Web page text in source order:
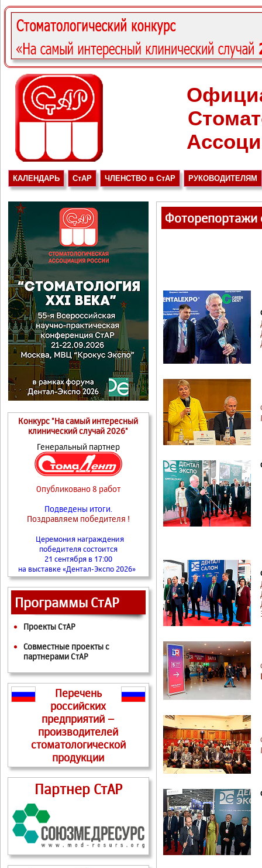
КАЛЕНДАРЬ СтАР ЧЛЕНСТВО в СтАР РУКОВОДИТЕЛЯМ
Конкурс "На самый интересный
клинический случай 2026"
Генеральный партнер
Опубликовано 8 работ
Подведены итоги.
Поздравляем победителя !
Церемония награждения
победителя состоится
21 сентября в 17:00
на выставке «Дентал-Экспо 2026»
Программы СтАР
Проекты СтАР
Совместные проекты с
партнерами СтАР
Перечень
российских
предприятий –
производителей
стоматологической
продукции
Партнер СтАР
Фоторепортажи